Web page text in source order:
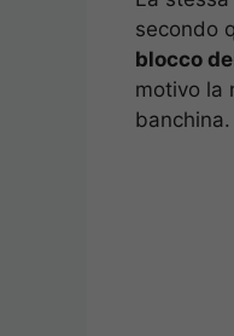
secondo
blocco
motivo la
banchina.